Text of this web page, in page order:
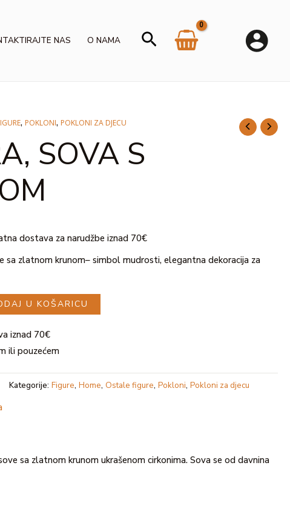
NAS O NAMA Search
, POKLONI, POKLONI ZA DJECU
SOVA S
dostava za narudžbe iznad 70€
sa zlatnom krunom– simbol mudrosti, elegantna dekoracija za
U KOŠARICU
iznad 70€
ili pouzećem
Kategorije:Figure,Home, Ostale figure,Pokloni,Pokloni za djecu
sa zlatnom krunom ukrašenom cirkonima. Sova se od davnina